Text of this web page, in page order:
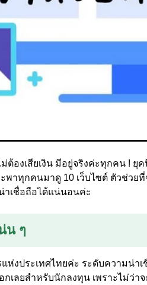
ต้องเสียเงิน มีอยู่จริงค่ะทุกคน ! ยุ
าทุกคนมาดู 10 เว็บไซต์ ตัวช่วยที่
เชื่อถือได้แน่นอนค่ะ
น ๆ
ห่งประเทศไทยค่ะ ระดับความน่า
เลยสำหรับนักลงทุน เพราะไม่ว่า